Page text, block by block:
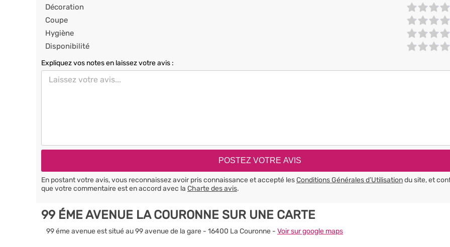
Décoration
Coupe
Hygiène
Disponibilité
Expliquez vos notes en laissez votre avis :
En postant votre avis, vous reconnaissez avoir pris connaissance et accepté lesConditions Générales d’Utilisationdu site, et
que votre commentaire est en accord avec la Charte des avis.
99 ÉME AVENUE LA COURONNE SUR UNE CARTE
99 éme avenue est situé au 99 avenue de la gare - 16400 La Couronne - Voir sur google maps